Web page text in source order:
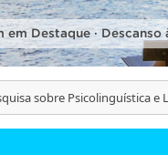
em Destaque ·
sobre Psicolinguística e